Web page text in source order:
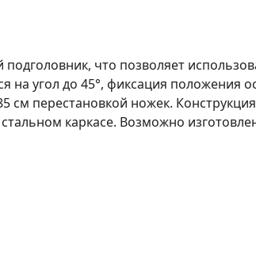
что позволяет
на угол до 45°, фиксация положения
см перестановкой ножек.
каркасе. Возможно